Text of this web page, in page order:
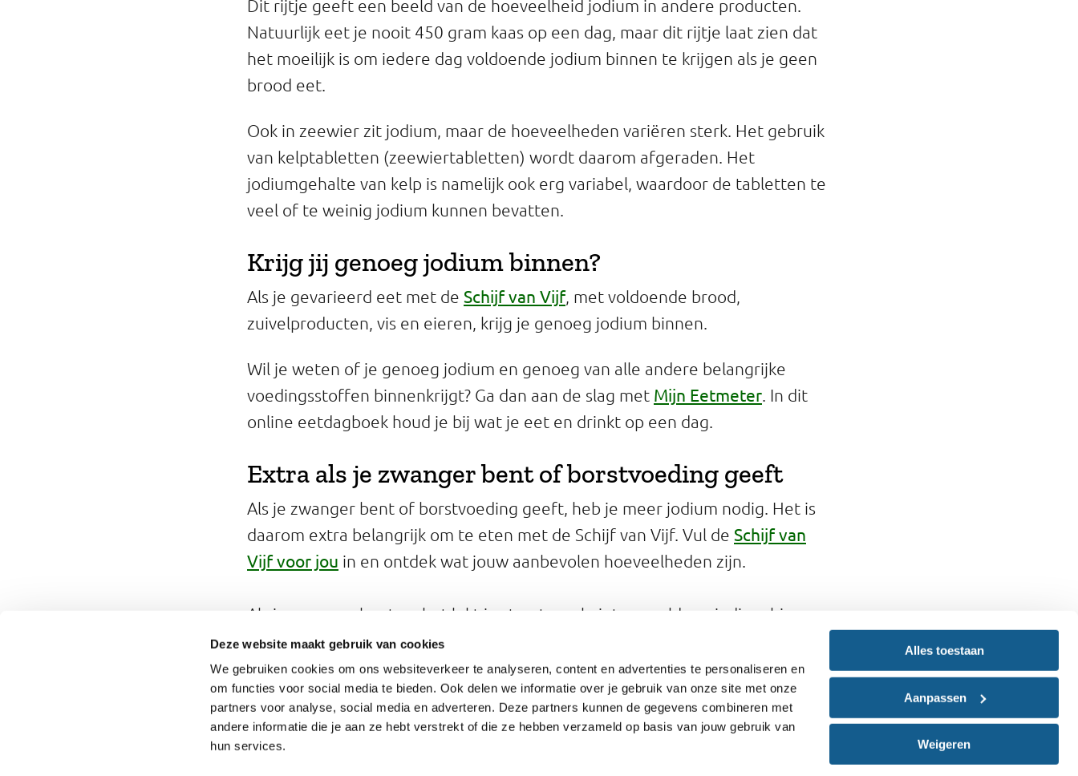
Deze website maakt gebruik van cookies
We gebruiken cookies om ons websiteverkeer te analyseren, content en advertenties te personaliseren en
om functies voor social media te bieden. Ook delen we informatie over je gebruik van onze site met onze
partners voor analyse, social media en adverteren. Deze partners kunnen de gegevens combineren met
andere informatie die je aan ze hebt verstrekt of die ze hebben verzameld op basis van jouw gebruik van
hun services.
Alles toestaan
Aanpassen
Weigeren
Dit rijtje geeft een beeld van de hoeveelheid jodium in andere producten.
Natuurlijk eet je nooit 450 gram kaas op een dag, maar dit rijtje laat zien dat
het moeilijk is om iedere dag voldoende jodium binnen te krijgen als je geen
brood eet.
Ook in zeewier zit jodium, maar de hoeveelheden variëren sterk. Het gebruik
van kelptabletten (zeewiertabletten) wordt daarom afgeraden. Het
jodiumgehalte van kelp is namelijk ook erg variabel, waardoor de tabletten te
veel of te weinig jodium kunnen bevatten.
Krijg jij genoeg jodium binnen?
Als je gevarieerd eet met de Schijf van Vijf, met voldoende brood,
zuivelproducten, vis en eieren, krijg je genoeg jodium binnen.
Wil je weten of je genoeg jodium en genoeg van alle andere belangrijke
voedingsstoffen binnenkrijgt? Ga dan aan de slag met Mijn Eetmeter. In dit
online eetdagboek houd je bij wat je eet en drinkt op een dag.
Extra als je zwanger bent of borstvoeding geeft
Als je zwanger bent of borstvoeding geeft, heb je meer jodium nodig. Het is
daarom extra belangrijk om te eten met de Schijf van Vijf. Vul de Schijf van
Vijf voor jou in en ontdek wat jouw aanbevolen hoeveelheden zijn.
Als je zwanger bent en het lukt je structureel niet om voldoen jodium binnen
te krijgen, dan is het advies jodium aan te vullen met een
Hoe eet je met de Schijf van
Vijf?